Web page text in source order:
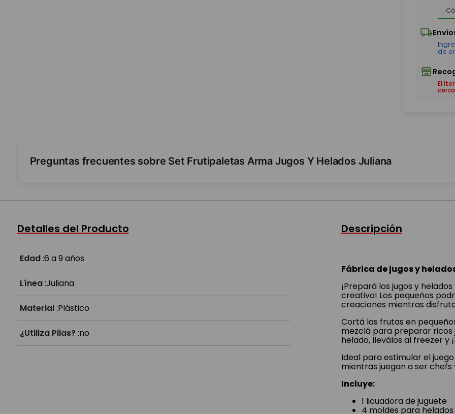
El
Preguntas frecuentes sobre Set Frutipaletas Arma Jugos Y Helados Juliana
Detalles del Producto
Edad:6 a 9 años
Línea:Juliana
Material:Plástico
¿Utiliza Pilas?:no
Descripción
Fábrica de jugos y
¡Prepará los jugos y
creativo! Los pequeños
creaciones mientras
Cortá las frutas en
mezclá para preparar ricos
helado, lleválos al freezer y
Ideal para estimular el
mientras juegan a ser chefs
Incluye:
1 licuadora de juguete
4 moldes para helados